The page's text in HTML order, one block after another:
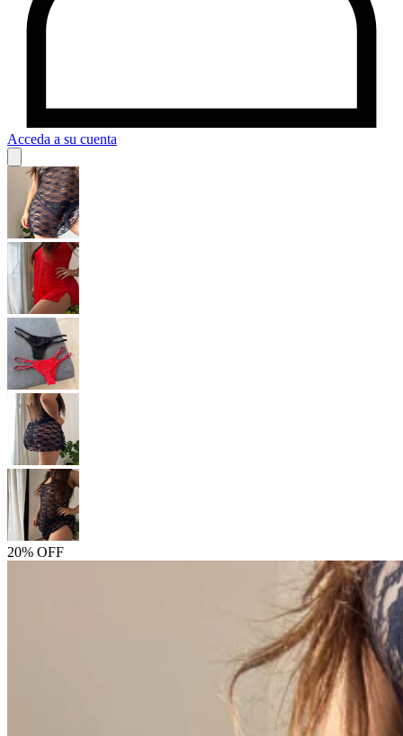
Acceda a su cuenta
20% OFF